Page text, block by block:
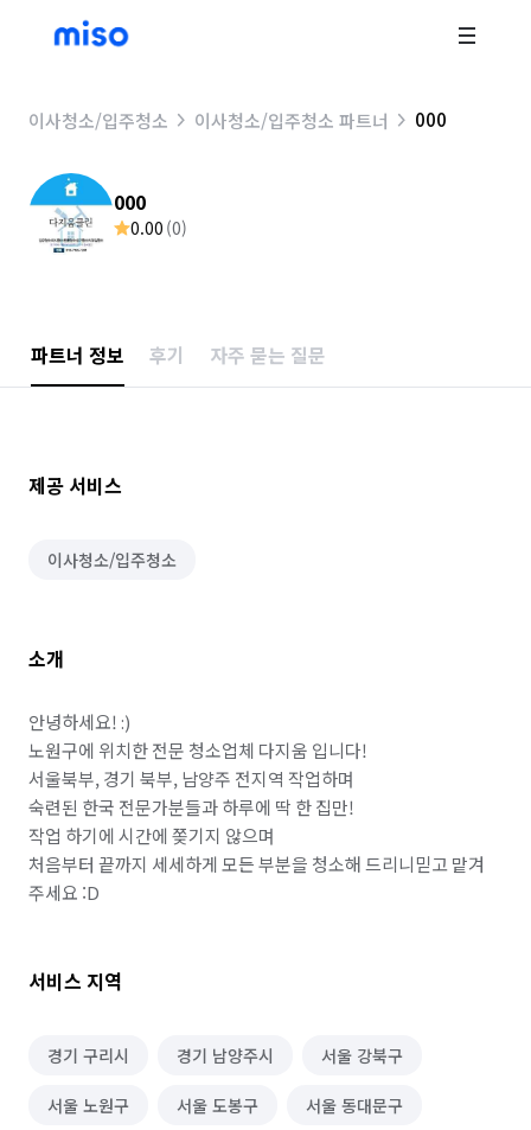
이사청소/입주청소 이사청소/입주청소 파트너 000
000
0.00 (0)
파트너 정보 후기 자주 묻는 질문
제공 서비스
이사청소/입주청소
소개
안녕하세요! :)
노원구에 위치한 전문 청소업체 다지움 입니다!
서울북부, 경기 북부, 남양주 전지역 작업하며
숙련된 한국 전문가분들과 하루에 딱 한 집만!
작업 하기에 시간에 쫒기지 않으며
처음부터 끝까지 세세하게 모든 부분을 청소해 드리니믿고 맡겨
주세요 :D
서비스 지역
경기 구리시 경기 남양주시 서울 강북구
서울 노원구 서울 도봉구 서울 동대문구